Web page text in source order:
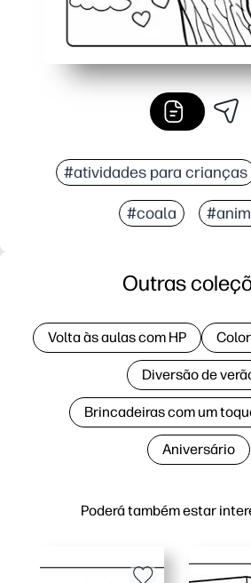
#atividades para crianças
#coala
Poderá também estar
Outras
Volta às aulas com HP
Diversão de
Brincadeiras com um
Aniversário